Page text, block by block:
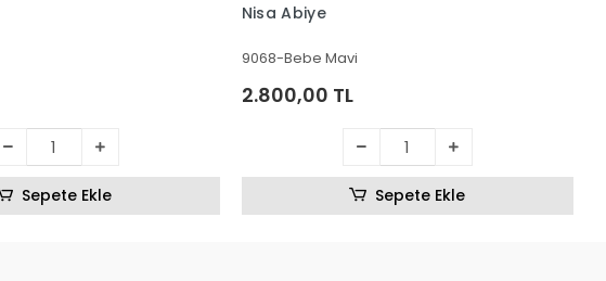
Sepete Ekle
Nisa Abiye
9068-Bebe Mavi
2.800,00 TL
Sepete Ekle